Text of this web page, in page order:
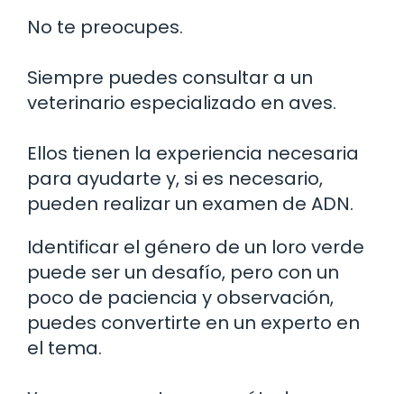
No te preocupes.
Siempre puedes consultar a un
veterinario especializado en aves.
Ellos tienen la experiencia necesaria
para ayudarte y, si es necesario,
pueden realizar un examen de ADN.
Identificar el género de un loro verde
puede ser un desafío, pero con un
poco de paciencia y observación,
puedes convertirte en un experto en
el tema.